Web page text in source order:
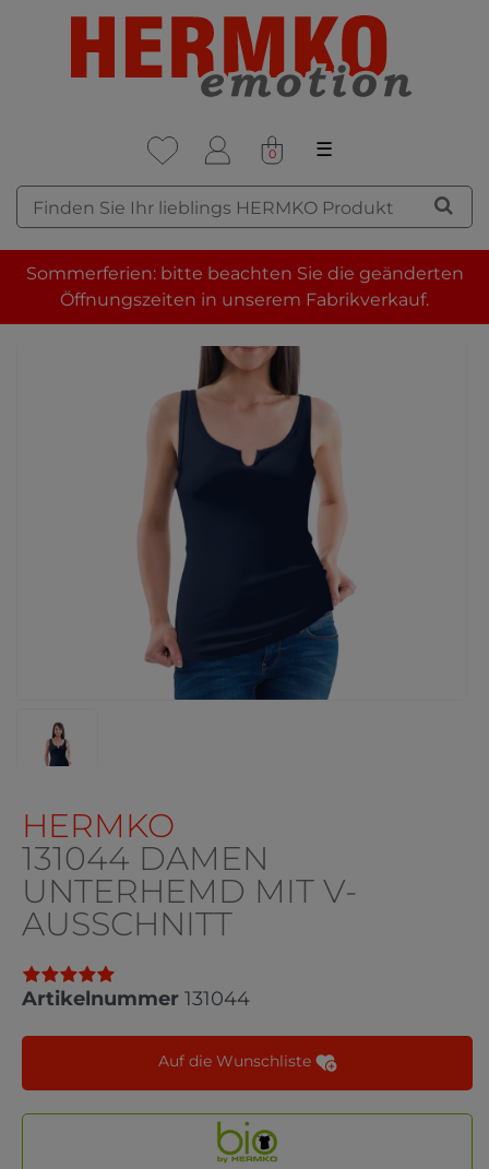
0 ☰
Sommerferien: bitte beachten Sie die geänderten
Öffnungszeiten in unserem Fabrikverkauf.
HERMKO
131044 DAMEN
UNTERHEMD MIT V-
AUSSCHNITT
Artikelnummer 131044
Auf die Wunschliste